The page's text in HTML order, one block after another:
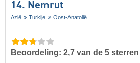
14. Nemrut
Azië Turkije Oost-Anatolië
Beoordeling: 2,7 van de 5 sterren